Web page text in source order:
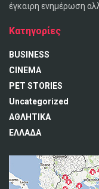
έγκαιρη ενημέρωση
Κατηγορίες
BUSINESS
CINEMA
PET STORIES
Uncategorized
ΑΘΛΗΤΙΚΑ
ΕΛΛΑΔΑ